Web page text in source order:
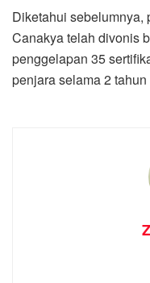
Diketahui sebelumnya,
Canakya telah divonis
penggelapan 35
penjara selama 2